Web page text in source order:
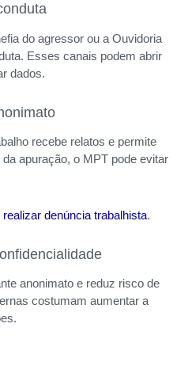
do agressor ou a Ouvidoria
Esses canais podem abrir
dados.
recebe relatos e permite
apuração, o MPT pode evitar
realizar denúncia trabalhista.
anonimato e reduz risco de
costumam aumentar a